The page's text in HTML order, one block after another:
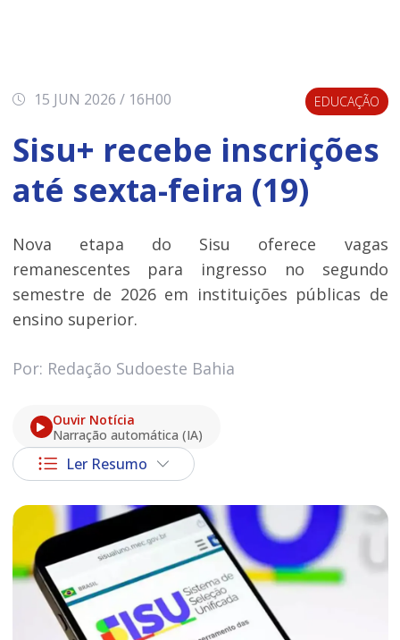
15 JUN 2026 / 16H00 EDUCAÇÃO
Sisu+ recebe inscrições
até sexta-feira (19)
Nova etapa do Sisu oferece vagas
remanescentes para ingresso no segundo
semestre de 2026 em instituições públicas de
ensino superior.
Por: Redação Sudoeste Bahia
Ouvir Notícia
Narração automática (IA)
Ler Resumo